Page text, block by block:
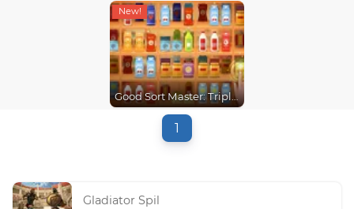
Good Sort Master: Triple Match
1
Gladiator Spil